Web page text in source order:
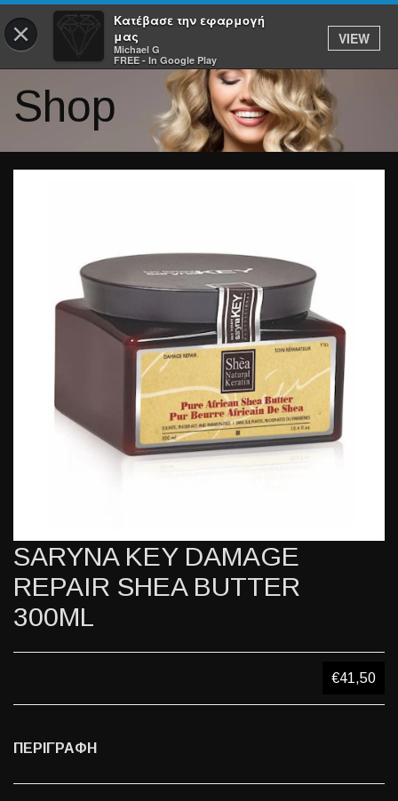
×
Κατέβασε την εφαρμογή
μας
Michael G
FREE - In Google Play
VIEW
Shop
SARYNA KEY DAMAGE
REPAIR SHEA BUTTER
300ML
€41,50
ΠΕΡΙΓΡΑΦΗ